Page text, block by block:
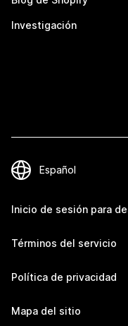
Investigación
Inicio de sesión para
Términos del servicio
Política de privacidad
Mapa del sitio